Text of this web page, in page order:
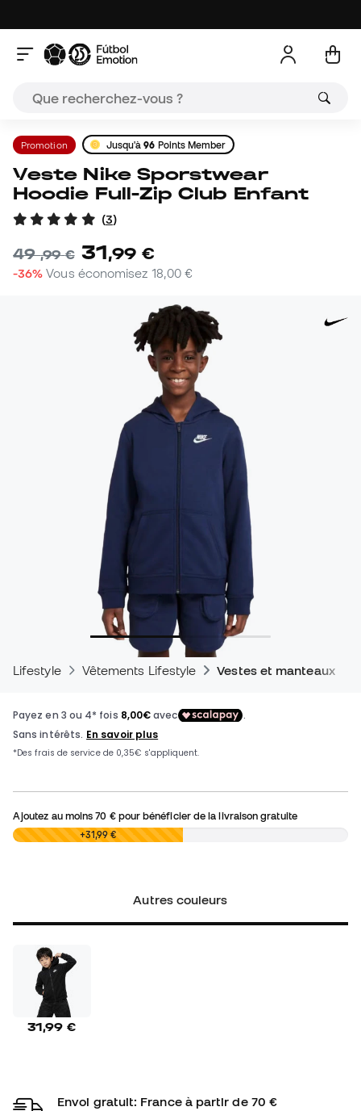
Promotion Jusqu'à96 Points Member
Veste Nike Sporstwear
Hoodie Full-Zip Club Enfant
(3)
49,99 € 31,99 €
-36% Vous économisez 18,00 €
Lifestyle Vêtements Lifestyle Vestes et manteaux -
Ajoutez au moins70 €pour bénéficier de la livraison gratuite
0,00 € +31,99 €
Autres couleurs
31,99 €
Envoi gratuit: France à partir de 70 €